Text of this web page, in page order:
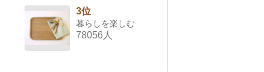
3位
暮らしを楽しむ
78056人